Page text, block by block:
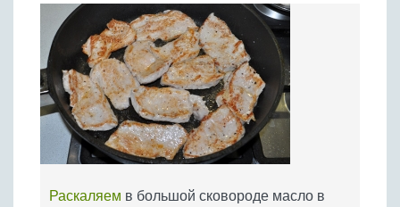
Раскаляем в большой сковороде масло в